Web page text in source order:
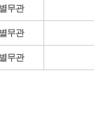
무관
무관
무관